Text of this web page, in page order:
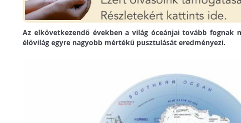
Az elkövetkezendő években a világ óceánjai tovább fognak
élővilág egyre nagyobb mértékű pusztulását eredményezi.